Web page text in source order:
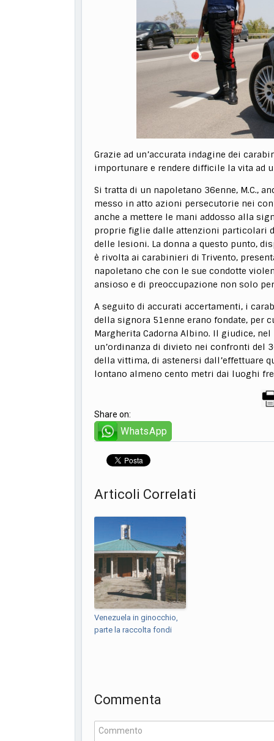
Grazie ad un’accurata indagine dei
importunare e rendere difficile la vita ad
Si tratta di un napoletano 36enne, M.C.,
messo in atto azioni persecutorie nei
anche a mettere le mani addosso alla
proprie figlie dalle attenzioni particolari
delle lesioni. La donna a questo punto,
è rivolta ai carabinieri di Trivento,
napoletano che con le sue condotte
ansioso e di preoccupazione non solo
A seguito di accurati accertamenti, i
della signora 51enne erano fondate, per
Margherita Cadorna Albino. Il giudice,
un’ordinanza di divieto nei confronti del
della vittima, di astenersi dall’effettuare
lontano almeno cento metri dai luoghi
Share on:
WhatsApp
Articoli Correlati
Venezuela in ginocchio,
parte la raccolta fondi
Commenta